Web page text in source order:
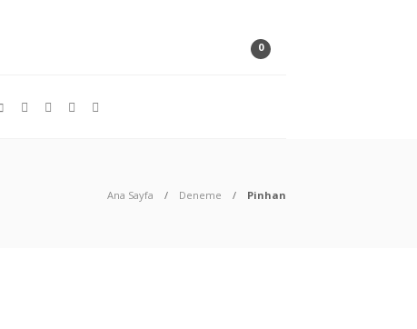
0
Ana Sayfa Deneme Pinhan